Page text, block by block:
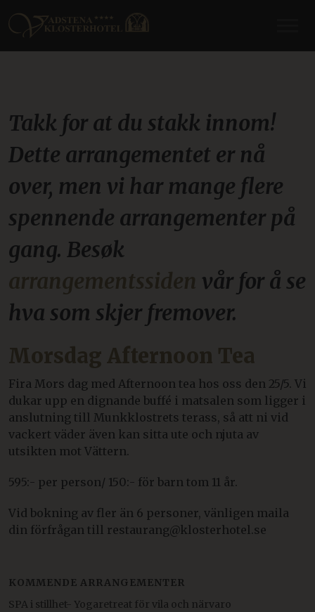
Takk for at du stakk innom!
Dette arrangementet er nå
over, men vi har mange flere
spennende arrangementer på
gang. Besøk
arrangementssiden vår for å se
hva som skjer fremover.
Morsdag Afternoon Tea
Fira Mors dag med Afternoon tea hos oss den 25/5. Vi
dukar upp en dignande buffé i matsalen som ligger i
anslutning till Munkklostrets terass, så att ni vid
vackert väder även kan sitta ute och njuta av
utsikten mot Vättern.
595:- per person/ 150:- för barn tom 11 år.
Vid bokning av fler än 6 personer, vänligen maila
din förfrågan till restaurang@klosterhotel.se
KOMMENDE ARRANGEMENTER
SPA i stillhet- Yogaretreat för vila och närvaro